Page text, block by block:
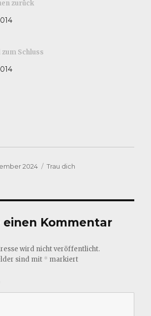
zurück
Schluss
2024 Kategorien
Trau dich
einen Kommentar
wird nicht veröffentlicht.
sind mit * markiert